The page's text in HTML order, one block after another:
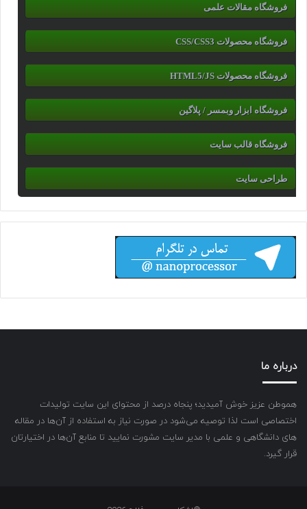
فروشگاه مقالات علمی
فروشگاه محصولات CSS/CSS3
فروشگاه محصولات HTML5/JS
فروشگاه ابزار وبمسر / پلاگین
فروشگاه قالب سایت
طراحی سایت
درباره ما
هموطن عزیز خوش آمیدید؛ پنجاه درصد از محتوای این سایت تولیدات
اختصاصی است لذا توصیه می‌شود در صورت نیاز به استفاده از آن‌ها در مقاله
های دانشگاهی و علمی با مدیر سایت مشورت نمایید تا منابع آن‌ها در اختیارتان
قرار گیرد.